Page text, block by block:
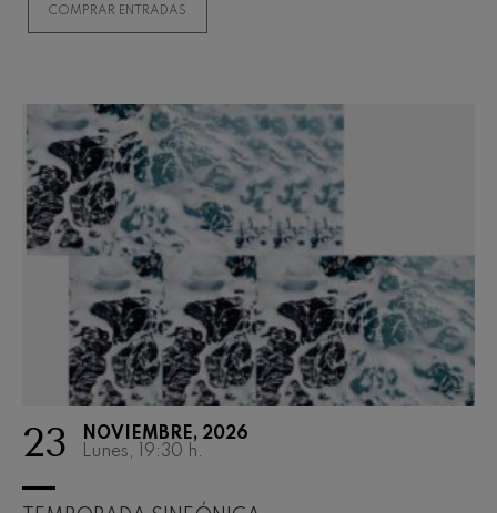
COMPRAR ENTRADAS
23
NOVIEMBRE, 2026
Lunes, 19:30 h.